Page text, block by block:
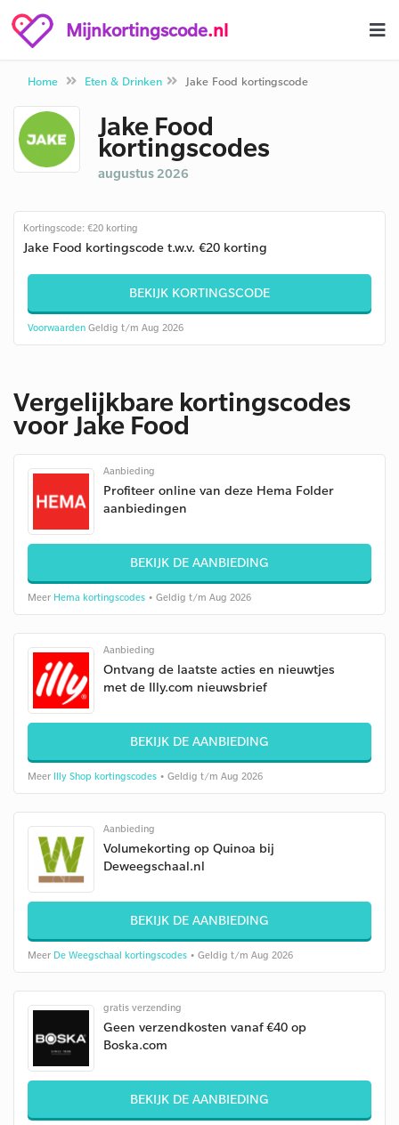
Mijnkortingscode.nl
Home Eten & Drinken Jake Food kortingscode
Jake Food
kortingscodes
augustus 2026
Kortingscode: €20 korting
Jake Food kortingscode t.w.v. €20 korting
BEKIJK KORTINGSCODE
Voorwaarden Geldig t/m Aug 2026
Vergelijkbare kortingscodes
voor Jake Food
Aanbieding
Profiteer online van deze Hema Folder
aanbiedingen
BEKIJK DE AANBIEDING
Meer Hema kortingscodes • Geldig t/m Aug 2026
Aanbieding
Ontvang de laatste acties en nieuwtjes
met de Illy.com nieuwsbrief
BEKIJK DE AANBIEDING
Meer Illy Shop kortingscodes • Geldig t/m Aug 2026
Aanbieding
Volumekorting op Quinoa bij
Deweegschaal.nl
BEKIJK DE AANBIEDING
Meer De Weegschaal kortingscodes • Geldig t/m Aug 2026
gratis verzending
Geen verzendkosten vanaf €40 op
Boska.com
BEKIJK DE AANBIEDING